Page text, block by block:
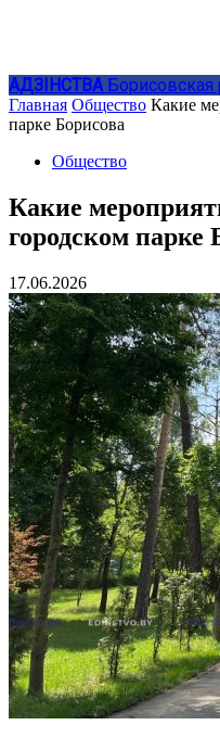
АДЗIНСТВА Борисовская
Главная Общество Какие
парке Борисова
Общество
Какие
городском парке
17.06.2026